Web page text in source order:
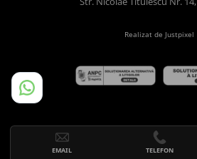
Realizat de Justpixel
EMAIL TELEFON